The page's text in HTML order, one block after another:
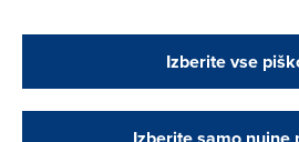
Podarjamo vam 10 €!
Obstoječi in novi AMZS
opravili registracijo
vrednostno darilno
Pravno obvestilo
Pri spletni včlanitvi so podprta naslednja
Izberite vse